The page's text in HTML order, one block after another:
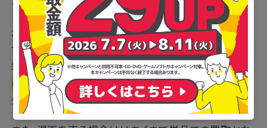
クオフオンライン」です。
本の買取の際に必要となるダンボールは、1枚200円
で販売されています。段ボールは有料ですが、 1度に19
箱までの集荷が可能なので、大量に商品を売りたい方
にはおすすめです。持ち込み発送も可能で、持ち込み
先も増えて大変便利になりました。